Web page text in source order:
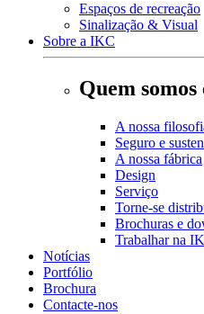
Espaços de recreação
Sinalização & Visual
Sobre a IKC
Quem somos
A nossa
Seguro e
A nossa fábrica
Design
Serviço
Torne-se
Brochuras e
Trabalhar na
Notícias
Portfólio
Brochura
Contacte-nos